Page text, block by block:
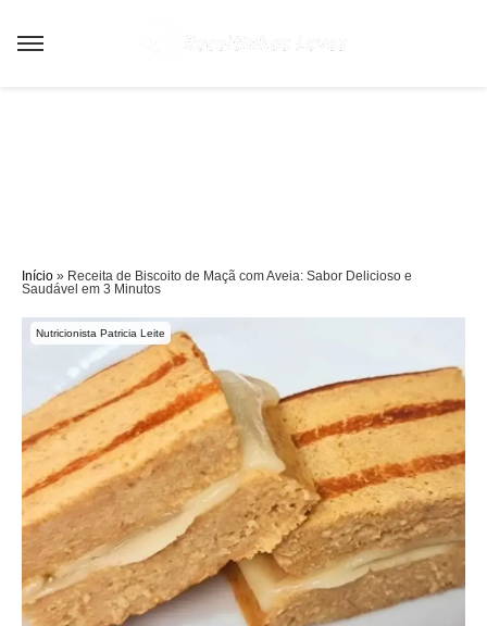
Início » Receita de Biscoito de Maçã com Aveia: Sabor Delicioso e
Saudável em 3 Minutos
Nutricionista Patricia Leite